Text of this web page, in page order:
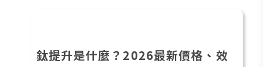
鈦提升是什麼？2026最新價格、效